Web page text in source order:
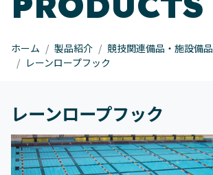
ホーム 製品紹介
競技関連備品・施設備品
レーンロープフック
レーンロープフック